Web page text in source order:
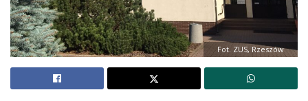
Fot. ZUS, Rzeszów